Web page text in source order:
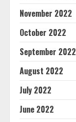
November 2022
October 2022
September 2022
August 2022
July 2022
June 2022